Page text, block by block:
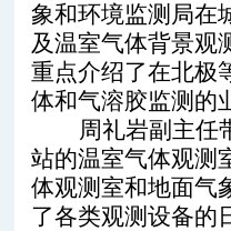
象和环境监测局在
及温室气体背景观
重点介绍了在北极
体和气溶胶监测的
周礼岩副主任
站的温室气体观测
体观测室和地面气
了各类观测设备的